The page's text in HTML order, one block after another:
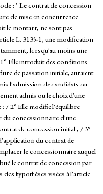
: " Le contrat de concession
de mise en concurrence
le montant, ne sont pas
L. 3135-1, une modification
lorsqu'au moins une
Elle introduit des conditions
de passation initiale, auraient
l'admission de candidats ou
admis ou le choix d'une
: / 2° Elle modifie l'équilibre
du concessionnaire d'une
de concession initial ; / 3°
du contrat de
le concessionnaire auquel
le contrat de concession par
hypothèses visées à l'article